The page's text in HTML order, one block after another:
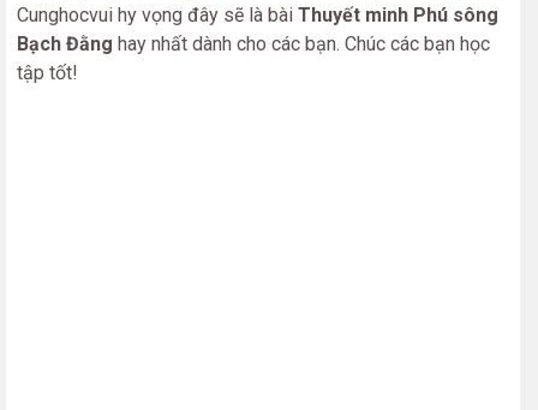
Cunghocvui hy vọng đây sẽ là bài Thuyết minh Phú sông
Bạch Đằng hay nhất dành cho các bạn. Chúc các bạn học
tập tốt!